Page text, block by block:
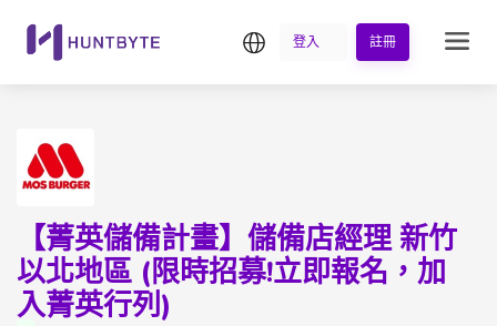
繁中登入 註冊
【菁英儲備計畫】儲備店經理 新竹
以北地區 (限時招募!立即報名，加
入菁英行列)